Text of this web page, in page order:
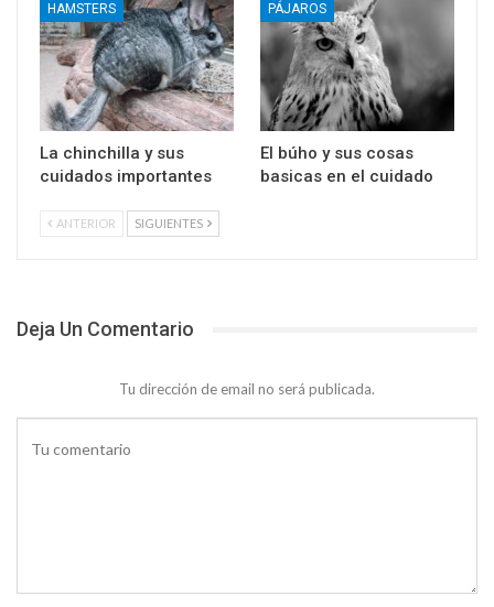
HAMSTERS
La chinchilla y sus
cuidados importantes
PÁJAROS
El búho y sus cosas
basicas en el cuidado
ANTERIOR SIGUIENTES
Deja Un Comentario
Tu dirección de email no será publicada.